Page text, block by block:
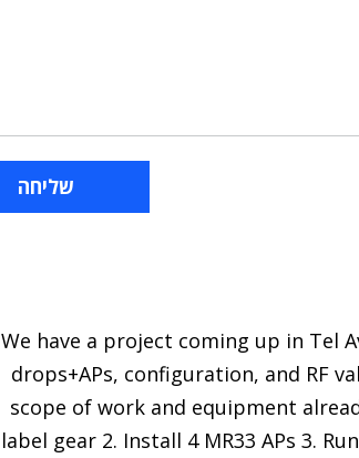
We have a project coming up in Tel
drops+APs, configuration, and RF
scope of work and equipment
label gear 2. Install 4 MR33 APs 3.